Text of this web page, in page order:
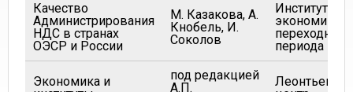
Качество
Администрирования
НДС в странах
ОЭСР и России
М. Казакова, А.
Кнобель, И.
Соколов
Институт
экономики
переходного
периода
Экономика и
под редакцией
А.П.